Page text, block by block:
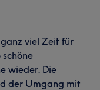
viel Zeit für
wieder. Die
der Umgang mit